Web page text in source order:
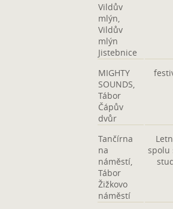
Vildův
mlýn,
Vildův
mlýn
Jistebnice
MIGHTY
SOUNDS,
Tábor
Čápův
dvůr
Tančírna
na
náměstí,
Tábor
Žižkovo
náměstí
spolu